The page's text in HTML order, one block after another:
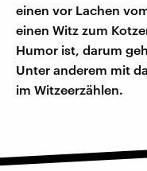
einen vor Lachen
einen Witz zum
Humor ist, darum
Unter anderem mit
im Witzeerzählen.